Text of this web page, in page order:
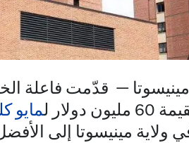
— قدّمت فاعلة
ل
مايو
ولاية مينيسوتا إلى